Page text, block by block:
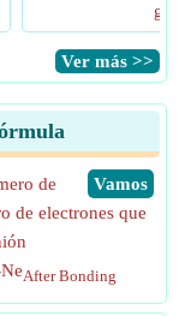
​Ver más >>
​Vamos
de
de electrones que
NeAfter Bonding